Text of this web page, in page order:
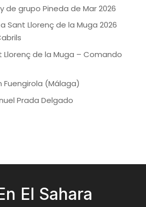
de grupo Pineda de Mar 2026
Sant Llorenç de la Muga 2026
Llorenç de la Muga – Comando
Fuengirola (Málaga)
Prada Delgado
El Sahara